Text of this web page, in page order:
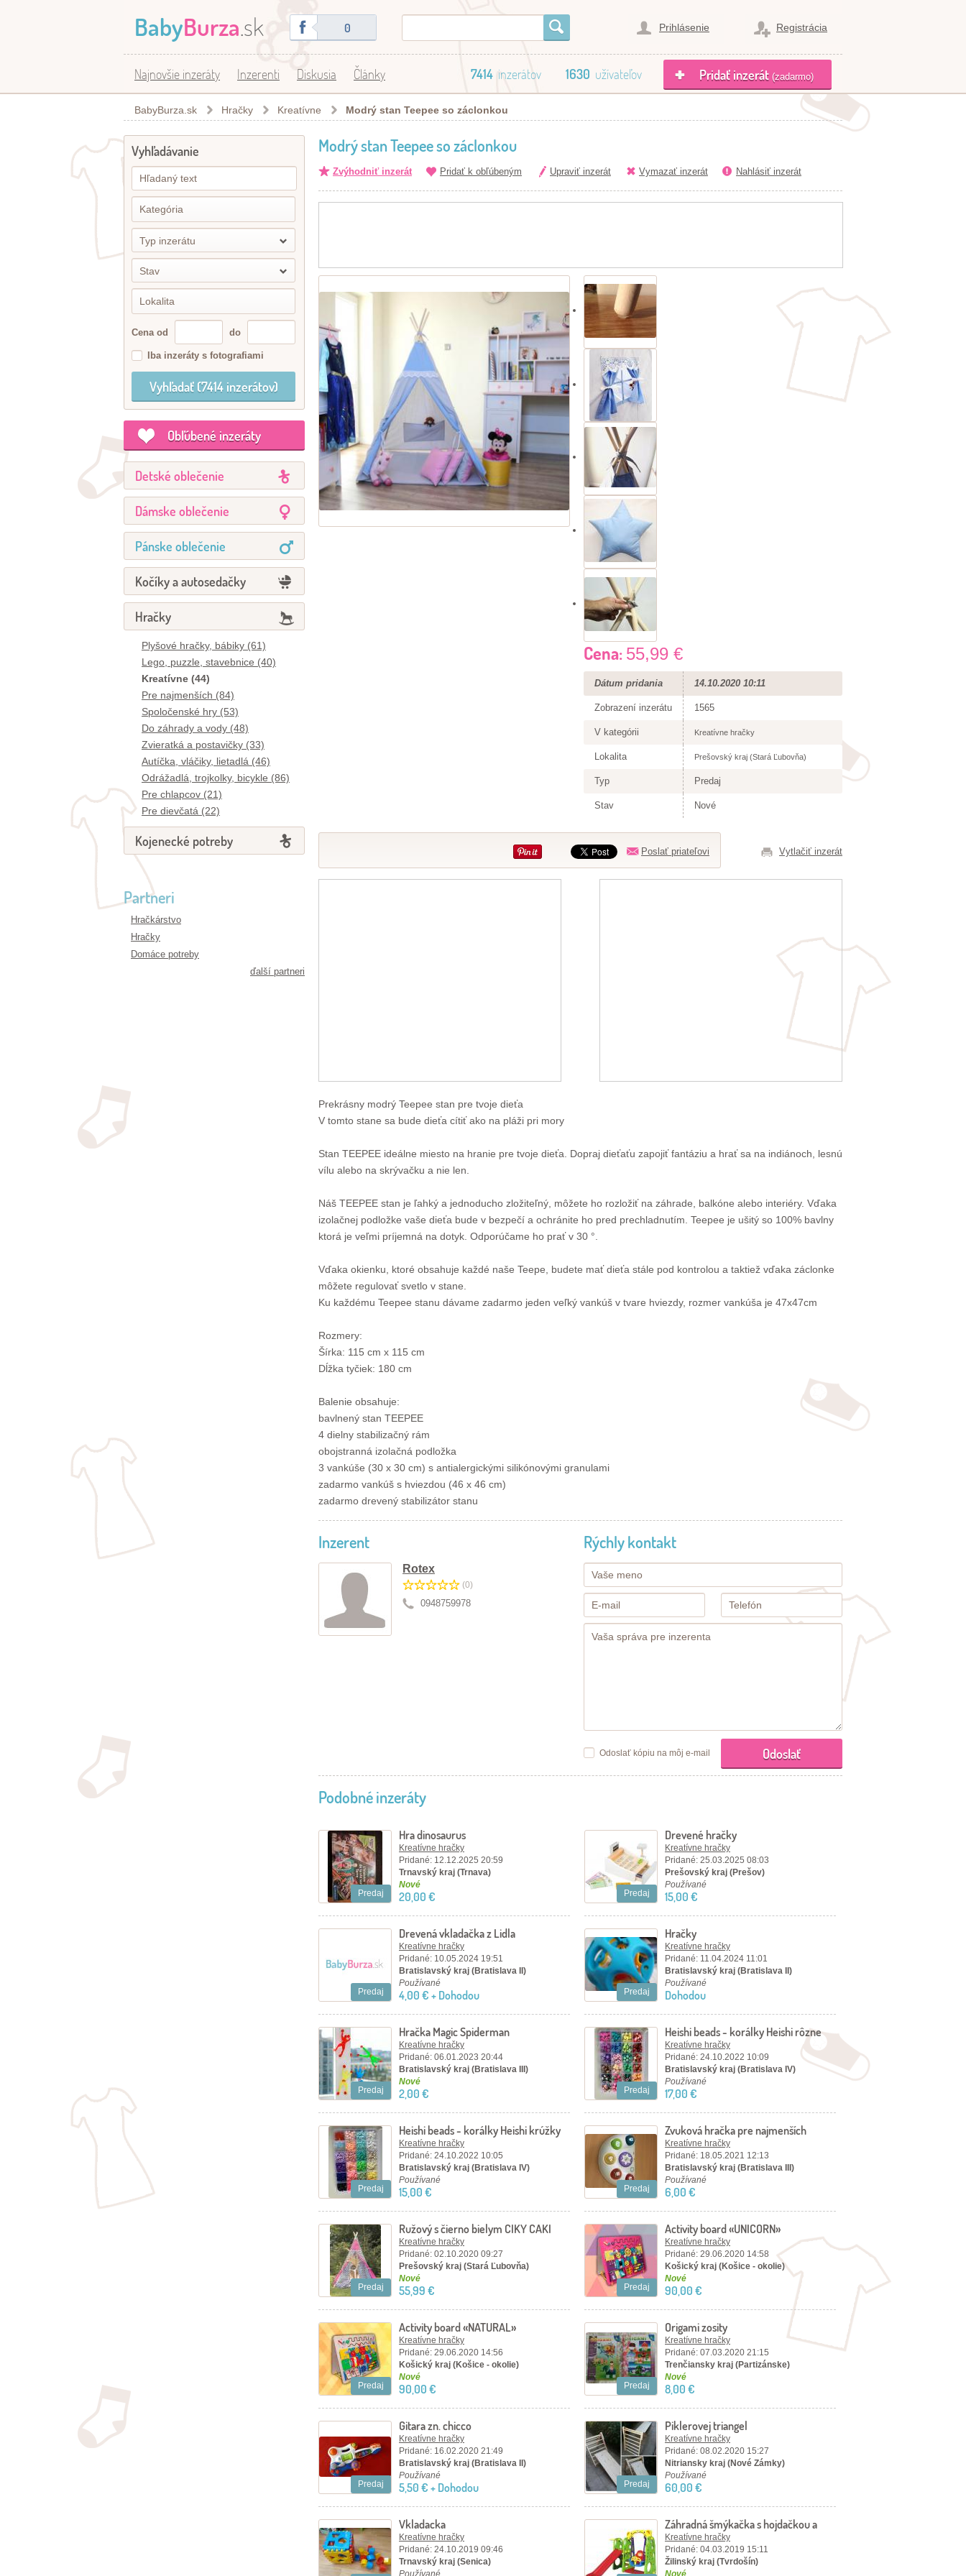
BabyBurza.sk 0 Prihlásenie Registrácia
Najnovšie inzeráty Inzerenti Diskusia Články Pridať inzerát (zadarmo)
7414 inzerátov 1630 užívateľov
BabyBurza.sk Hračky Kreatívne Modrý stan Teepee so záclonkou
Vyhľadávanie
Typ inzerátu
Stav
Cena od do
Iba inzeráty s fotografiami
Obľúbené inzeráty
Detské oblečenie
Dámske oblečenie
Pánske oblečenie
Kočíky a autosedačky
Hračky
Plyšové hračky, bábiky (61)
Lego, puzzle, stavebnice (40)
Kreatívne (44)
Pre najmenších (84)
Spoločenské hry (53)
Do záhrady a vody (48)
Zvieratká a postavičky (33)
Autíčka, vláčiky, lietadlá (46)
Odrážadlá, trojkolky, bicykle (86)
Pre chlapcov (21)
Pre dievčatá (22)
Kojenecké potreby
Partneri
Hračkárstvo
Hračky
Domáce potreby
ďalší partneri
Modrý stan Teepee so záclonkou
Zvýhodniť inzerát Pridať k obľúbeným Upraviť inzerát Vymazať inzerát Nahlásiť inzerát
Cena: 55,99 €
Dátum pridania 14.10.2020 10:11
Zobrazení inzerátu 1565
V kategórii Kreatívne hračky
Lokalita Prešovský kraj (Stará Ľubovňa)
Typ Predaj
Stav Nové
Poslať priateľovi Vytlačiť inzerát
Prekrásny modrý Teepee stan pre tvoje dieťa
V tomto stane sa bude dieťa cítiť ako na pláži pri mory
Stan TEEPEE ideálne miesto na hranie pre tvoje dieťa. Dopraj dieťaťu zapojiť fantáziu a hrať sa na indiánoch, lesnú
vílu alebo na skrývačku a nie len.
Náš TEEPEE stan je ľahký a jednoducho zložiteľný, môžete ho rozložiť na záhrade, balkóne alebo interiéry. Vďaka
izolačnej podložke vaše dieťa bude v bezpečí a ochránite ho pred prechladnutím. Teepee je ušitý so 100% bavlny
ktorá je veľmi príjemná na dotyk. Odporúčame ho prať v 30 °.
Vďaka okienku, ktoré obsahuje každé naše Teepe, budete mať dieťa stále pod kontrolou a taktiež vďaka záclonke
môžete regulovať svetlo v stane.
Ku každému Teepee stanu dávame zadarmo jeden veľký vankúš v tvare hviezdy, rozmer vankúša je 47x47cm
Rozmery:
Šírka: 115 cm x 115 cm
Dĺžka tyčiek: 180 cm
Balenie obsahuje:
bavlnený stan TEEPEE
4 dielny stabilizačný rám
obojstranná izolačná podložka
3 vankúše (30 x 30 cm) s antialergickými silikónovými granulami
zadarmo vankúš s hviezdou (46 x 46 cm)
zadarmo drevený stabilizátor stanu
Inzerent
Rotex
(0)
0948759978
Rýchly kontakt
Odoslať kópiu na môj e-mail
Podobné inzeráty
Predaj
Hra dinosaurus
Kreatívne hračky
Pridané: 12.12.2025 20:59
Trnavský kraj (Trnava)
Nové
20,00 € Predaj
Drevené hračky
Kreatívne hračky
Pridané: 25.03.2025 08:03
Prešovský kraj (Prešov)
Používané
15,00 €
Predaj
Drevená vkladačka z Lidla
Kreatívne hračky
Pridané: 10.05.2024 19:51
Bratislavský kraj (Bratislava II)
Používané
4,00 € + Dohodou Predaj
Hračky
Kreatívne hračky
Pridané: 11.04.2024 11:01
Bratislavský kraj (Bratislava II)
Používané
Dohodou
Predaj
Hračka Magic Spiderman
Kreatívne hračky
Pridané: 06.01.2023 20:44
Bratislavský kraj (Bratislava III)
Nové
2,00 € Predaj
Heishi beads - korálky Heishi rôzne
tvary 1 cm
Kreatívne hračky
Pridané: 24.10.2022 10:09
Bratislavský kraj (Bratislava IV)
Používané
17,00 €
Predaj
Heishi beads - korálky Heishi krúžky
5mm
Kreatívne hračky
Pridané: 24.10.2022 10:05
Bratislavský kraj (Bratislava IV)
Používané
15,00 € Predaj
Zvuková hračka pre najmenších
Kreatívne hračky
Pridané: 18.05.2021 12:13
Bratislavský kraj (Bratislava III)
Používané
6,00 €
Predaj
Ružový s čierno bielym CIKY CAKI
TEEPEE stan
Kreatívne hračky
Pridané: 02.10.2020 09:27
Prešovský kraj (Stará Ľubovňa)
Nové
55,99 € Predaj
Activity board «UNICORN»
Kreatívne hračky
Pridané: 29.06.2020 14:58
Košický kraj (Košice - okolie)
Nové
90,00 €
Predaj
Activity board «NATURAL»
Kreatívne hračky
Pridané: 29.06.2020 14:56
Košický kraj (Košice - okolie)
Nové
90,00 € Predaj
Origami zosity
Kreatívne hračky
Pridané: 07.03.2020 21:15
Trenčiansky kraj (Partizánske)
Nové
8,00 €
Predaj
Gitara zn. chicco
Kreatívne hračky
Pridané: 16.02.2020 21:49
Bratislavský kraj (Bratislava II)
Používané
5,50 € + Dohodou Predaj
Piklerovej triangel
Kreatívne hračky
Pridané: 08.02.2020 15:27
Nitriansky kraj (Nové Zámky)
Používané
60,00 €
Vkladacka
Kreatívne hračky
Pridané: 24.10.2019 09:46
Trnavský kraj (Senica)
Používané
Záhradná šmýkačka s hojdačkou a
basketbalom
Kreatívne hračky
Pridané: 04.03.2019 15:11
Žilinský kraj (Tvrdošín)
Nové